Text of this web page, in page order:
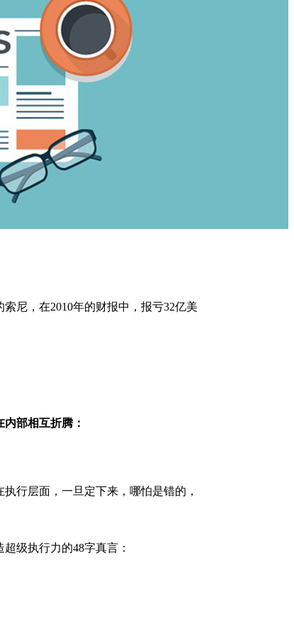
尼，在2010年的财报中，报亏32亿美
部相互折腾：
行层面，一旦定下来，哪怕是错的，
级执行力的48字真言：